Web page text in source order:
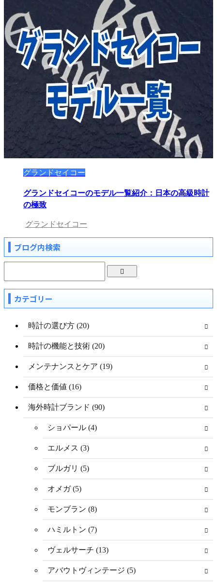
グランドセイコー
グランドセイコーのモデル一覧紹介：日本の高級時計
の極致
グランドセイコー
ブログ内検索
カテゴリー
時計の選び方 (20)
時計の機能と技術 (20)
メンテナンスとケア (19)
価格と価値 (16)
海外時計ブランド (90)
ショパール (4)
エルメス (3)
ブルガリ (5)
オメガ (5)
モンブラン (8)
ハミルトン (7)
ヴェルサーチ (13)
アバウトヴィンテージ (5)